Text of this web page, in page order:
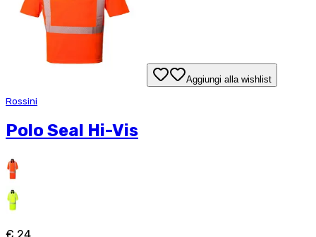
Aggiungi alla wishlist
Rossini
Polo Seal Hi-Vis